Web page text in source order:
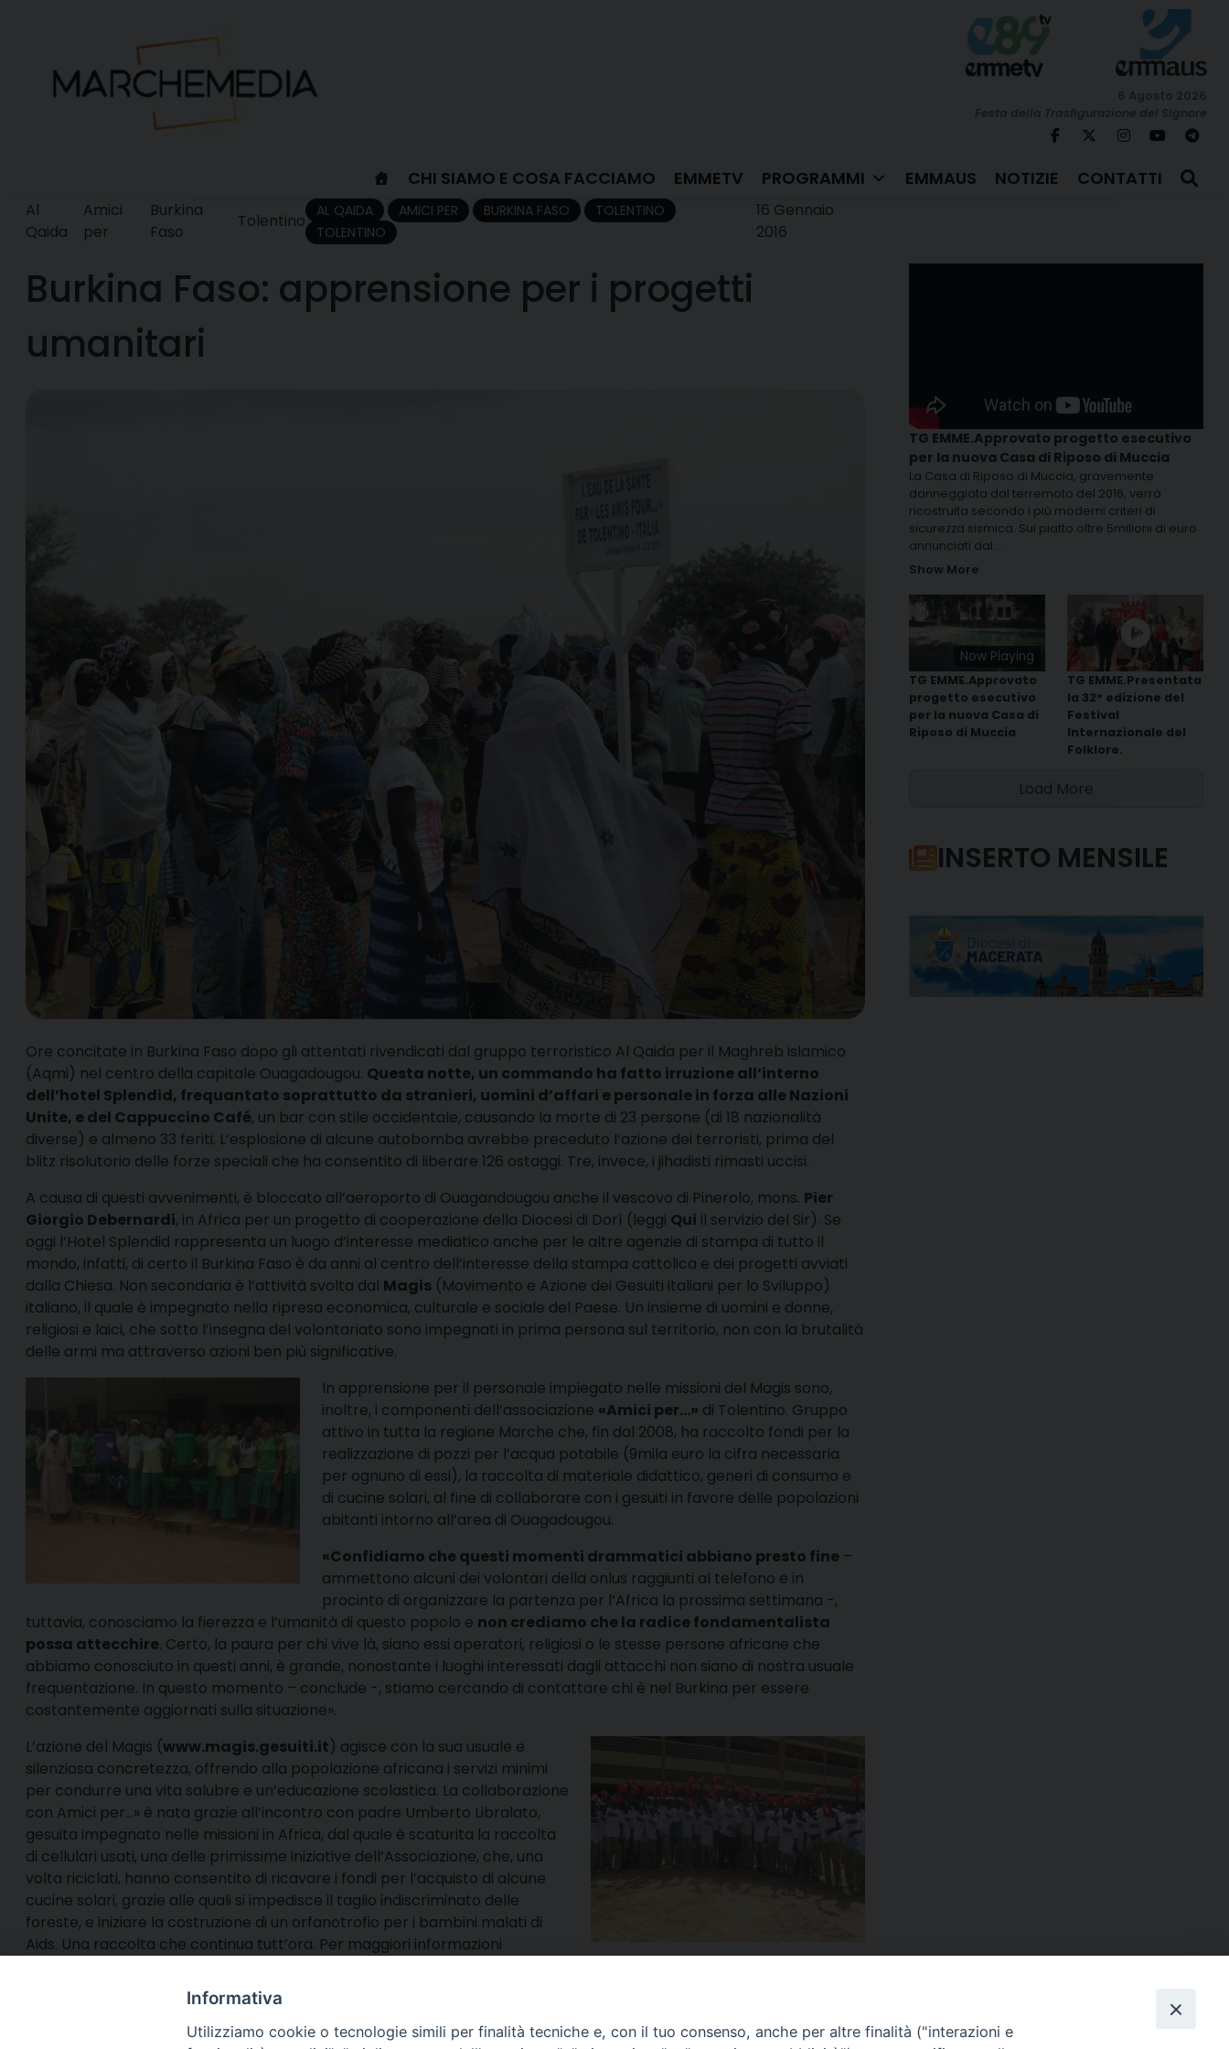
CHI SIAMO E COSA FACCIAMO EMMETV PROGRAMMI EMMAUS NOTIZIE CONTATTI
Al
Qaida
Amici
per
Burkina
Faso
Tolentino AL QAIDA AMICI PER BURKINA FASO
TOLENTINO
TOLENTINO
16 Gennaio
2016
Burkina Faso: apprensione per i progetti
umanitari
Ore concitate in Burkina Faso dopo gli attentati rivendicati dal gruppo terroristico Al Qaida per il Maghreb islamico
(Aqmi) nel centro della capitale Ouagadougou. Questa notte, un commando ha fatto irruzione all’interno
dell’hotel Splendid, frequantato soprattutto da stranieri, uomini d’affari e personale in forza alle Nazioni
Unite, e del Cappuccino Café, un bar con stile occidentale, causando la morte di 23 persone (di 18 nazionalità
diverse) e almeno 33 feriti. L’esplosione di alcune autobomba avrebbe preceduto l’azione dei terroristi, prima del
blitz risolutorio delle forze speciali che ha consentito di liberare 126 ostaggi. Tre, invece, i jihadisti rimasti uccisi.
A causa di questi avvenimenti, è bloccato all’aeroporto di Ouagandougou anche il vescovo di Pinerolo, mons. Pier
Giorgio Debernardi, in Africa per un progetto di cooperazione della Diocesi di Dorì (leggi Qui il servizio del Sir). Se
oggi l’Hotel Splendid rappresenta un luogo d’interesse mediatico anche per le altre agenzie di stampa di tutto il
mondo, infatti, di certo il Burkina Faso è da anni al centro dell’interesse della stampa cattolica e dei progetti avviati
dalla Chiesa. Non secondaria è l’attività svolta dal Magis (Movimento e Azione dei Gesuiti italiani per lo Sviluppo)
italiano, il quale è impegnato nella ripresa economica, culturale e sociale del Paese. Un insieme di uomini e donne,
religiosi e laici, che sotto l’insegna del volontariato sono impegnati in prima persona sul territorio, non con la brutalità
delle armi ma attraverso azioni ben più significative.
In apprensione per il personale impiegato nelle missioni del Magis sono,
inoltre, i componenti dell’associazione «Amici per…» di Tolentino. Gruppo
attivo in tutta la regione Marche che, fin dal 2008, ha raccolto fondi per la
realizzazione di pozzi per l’acqua potabile (9mila euro la cifra necessaria
per ognuno di essi), la raccolta di materiale didattico, generi di consumo e
di cucine solari, al fine di collaborare con i gesuiti in favore delle popolazioni
abitanti intorno all’area di Ouagadougou.
«Confidiamo che questi momenti drammatici abbiano presto fine –
ammettono alcuni dei volontari della onlus raggiunti al telefono e in
procinto di organizzare la partenza per l’Africa la prossima settimana -,
tuttavia, conosciamo la fierezza e l’umanità di questo popolo e non crediamo che la radice fondamentalista
possa attecchire. Certo, la paura per chi vive là, siano essi operatori, religiosi o le stesse persone africane che
abbiamo conosciuto in questi anni, è grande, nonostante i luoghi interessati dagli attacchi non siano di nostra usuale
frequentazione. In questo momento – conclude -, stiamo cercando di contattare chi è nel Burkina per essere
costantemente aggiornati sulla situazione».
L’azione del Magis (www.magis.gesuiti.it) agisce con la sua usuale e
silenziosa concretezza, offrendo alla popolazione africana i servizi minimi
per condurre una vita salubre e un’educazione scolastica. La collaborazione
con Amici per…» è nata grazie all’incontro con padre Umberto Libralato,
gesuita impegnato nelle missioni in Africa, dal quale è scaturita la raccolta
di cellulari usati, una delle primissime iniziative dell’Associazione, che, una
volta riciclati, hanno consentito di ricavare i fondi per l’acquisto di alcune
cucine solari, grazie alle quali si impedisce il taglio indiscriminato delle
foreste, e iniziare la costruzione di un orfanotrofio per i bambini malati di
Aids. Una raccolta che continua tutt’ora. Per maggiori informazioni
TG EMME.Approvato progetto esecutivo
per la nuova Casa di Riposo di Muccia
La Casa di Riposo di Muccia, gravemente
danneggiata dal terremoto del 2016, verrà
ricostruita secondo i più moderni criteri di
sicurezza sismica. Sul piatto oltre 5milioni di euro
annunciati dal ...
Show More
Now Playing
TG EMME.Approvato
progetto esecutivo
per la nuova Casa di
Riposo di Muccia
TG EMME.Presentata
la 32° edizione del
Festival
Internazionale del
Folklore.
Load More
INSERTO MENSILE
Informativa
Utilizziamo cookie o tecnologie simili per finalità tecniche e, con il tuo consenso, anche per altre finalità ("interazioni e